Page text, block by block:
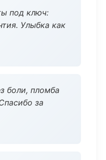
под ключ:
Улыбка как
боли, пломба
за